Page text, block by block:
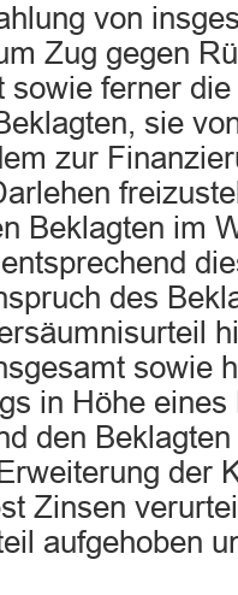
von
Zug gegen
sowie ferner
sie
zur
Beklagten im
des
sowie
in Höhe
den
der
Zinsen
aufgehoben